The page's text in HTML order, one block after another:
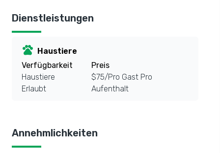
Dienstleistungen
pets Haustiere
Verfügbarkeit
Haustiere
Erlaubt
Preis
$75/Pro Gast Pro
Aufenthalt
Annehmlichkeiten